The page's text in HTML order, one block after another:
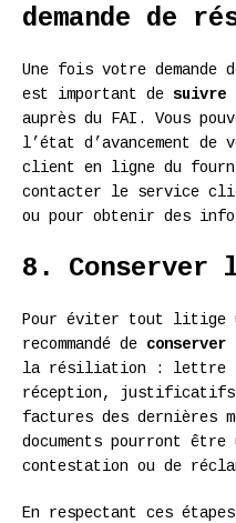
demande de
Une fois votre
est important de suivre
auprès du FAI. Vous
l’état d’avancement de
client en ligne du
contacter le service
ou pour obtenir des
8. Conserver
Pour éviter tout
recommandé de
la résiliation : lettre
réception, justificatifs
factures des dernières
documents pourront
contestation ou de
En respectant ces